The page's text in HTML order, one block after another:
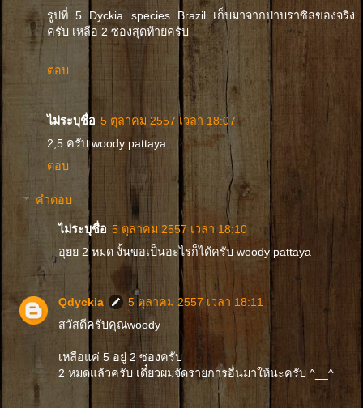
รูปที่ 5 Dyckia species Brazil เก็บมาจากป่าบราซิลของจริง
ครับ เหลือ 2 ซองสุดท้ายครับ
ตอบ
ไม่ระบุชื่อ 5 ตุลาคม 2557 เวลา 18:07
2,5 ครับ woody pattaya
ตอบ
คำตอบ
ไม่ระบุชื่อ 5 ตุลาคม 2557 เวลา 18:10
อุยย 2 หมด งั้นขอเป็นอะไรก็ได้ครับ woody pattaya
Qdyckia
5 ตุลาคม 2557 เวลา 18:11
สวัสดีครับคุณwoody
เหลือแค่ 5 อยู่ 2 ซองครับ
2 หมดแล้วครับ เดี๋ยวผมจัดรายการอื่นมาให้นะครับ ^__^